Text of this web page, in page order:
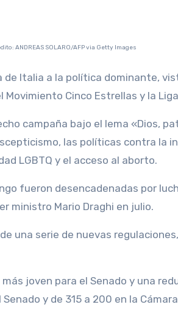
ANDREAS SOLARO/AFP via Getty Images
de Italia a la política dominante,
Cinco Estrellas y la
campaña bajo el lema «Dios,
las políticas contra la
LGBTQ y el acceso al aborto.
fueron desencadenadas por
ministro Mario Draghi en julio.
una serie de nuevas
joven para el Senado y una
y de 315 a 200 en la